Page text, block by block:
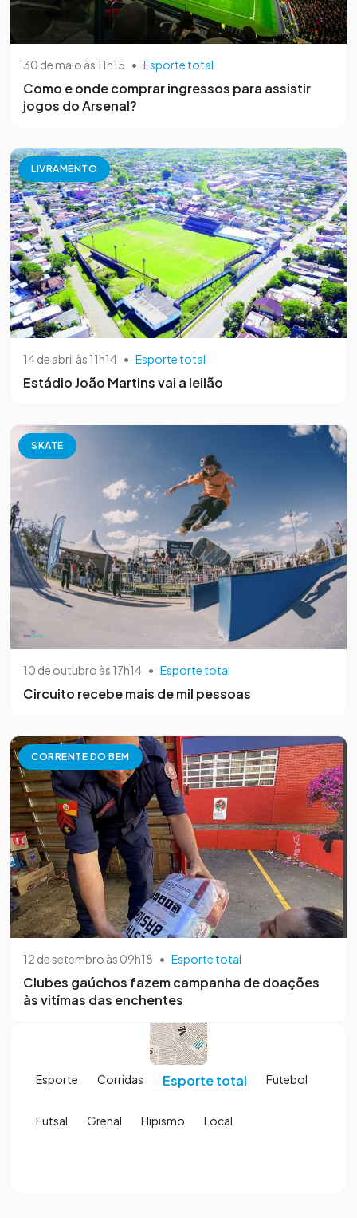
30 de maio às 11h15 • Esporte total
Como e onde comprar ingressos para assistir
jogos do Arsenal?
LIVRAMENTO
14 de abril às 11h14 • Esporte total
Estádio João Martins vai a leilão
SKATE
10 de outubro às 17h14 • Esporte total
Circuito recebe mais de mil pessoas
CORRENTE DO BEM
12 de setembro às 09h18 • Esporte total
Clubes gaúchos fazem campanha de doações
às vitímas das enchentes
Esporte Corridas Esporte total Futebol
Futsal Grenal Hipismo Local